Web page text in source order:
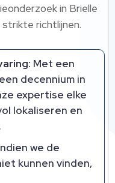
in Brielle
richtlijnen.
Met een
decennium in
expertise elke
lokaliseren en
we de
kunnen vinden,